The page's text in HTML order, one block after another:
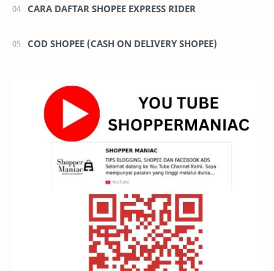
CARA DAFTAR SHOPEE EXPRESS RIDER
COD SHOPEE (CASH ON DELIVERY SHOPEE)